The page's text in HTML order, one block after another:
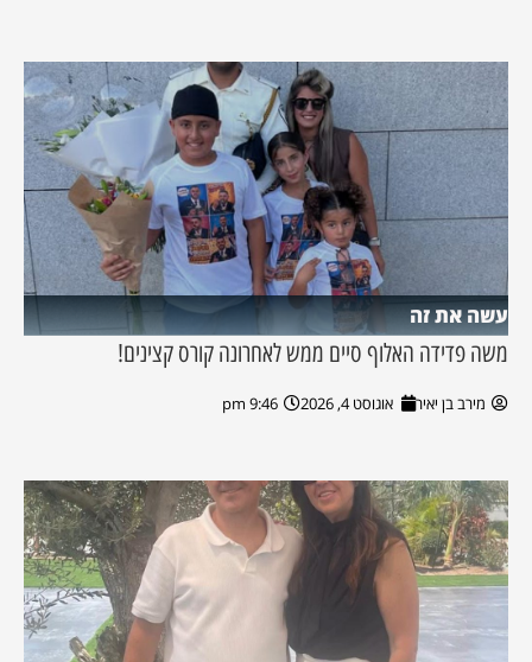
עשה את זה
משה פדידה האלוף סיים ממש לאחרונה קורס קצינים!
מירב בן יאיר אוגוסט 4, 2026 9:46 pm